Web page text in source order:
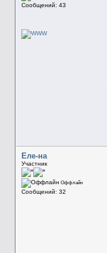
Сообщений: 43
Еле-на
Участник
Оффлайн
Сообщений: 32